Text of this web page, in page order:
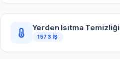
Yerden Isıtma Temizliği
1573 İŞ